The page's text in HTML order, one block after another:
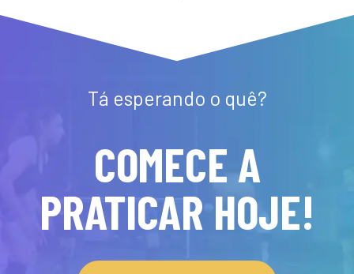
Tá esperando o quê?
COMECE A
PRATICAR HOJE!